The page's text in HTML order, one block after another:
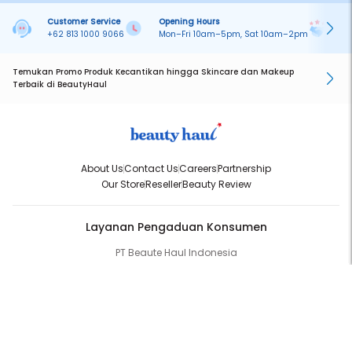
Customer Service
+62 813 1000 9066
Opening Hours
Mon–Fri 10am–5pm, Sat 10am–2pm
Temukan Promo Produk Kecantikan hingga Skincare dan Makeup
Terbaik di BeautyHaul
About UsContact UsCareersPartnership
Our StoreResellerBeauty Review
Layanan Pengaduan Konsumen
PT Beaute Haul Indonesia